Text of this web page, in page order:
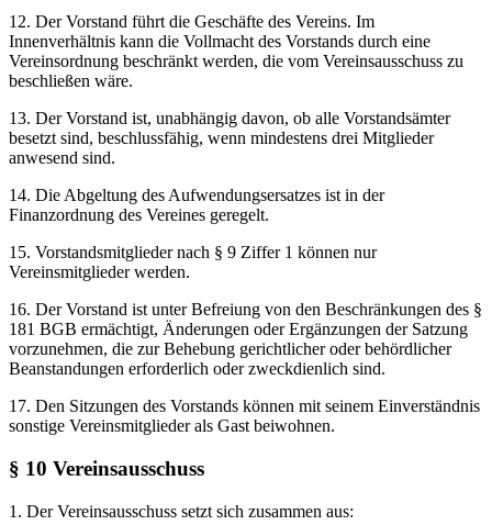
12. Der Vorstand führt die Geschäfte des Vereins. Im
Innenverhältnis kann die Vollmacht des Vorstands durch eine
Vereinsordnung beschränkt werden, die vom Vereinsausschuss zu
beschließen wäre.
13. Der Vorstand ist, unabhängig davon, ob alle Vorstandsämter
besetzt sind, beschlussfähig, wenn mindestens drei Mitglieder
anwesend sind.
14. Die Abgeltung des Aufwendungsersatzes ist in der
Finanzordnung des Vereines geregelt.
15. Vorstandsmitglieder nach § 9 Ziffer 1 können nur
Vereinsmitglieder werden.
16. Der Vorstand ist unter Befreiung von den Beschränkungen des §
181 BGB ermächtigt, Änderungen oder Ergänzungen der Satzung
vorzunehmen, die zur Behebung gerichtlicher oder behördlicher
Beanstandungen erforderlich oder zweckdienlich sind.
17. Den Sitzungen des Vorstands können mit seinem Einverständnis
sonstige Vereinsmitglieder als Gast beiwohnen.
§ 10 Vereinsausschuss
1. Der Vereinsausschuss setzt sich zusammen aus: